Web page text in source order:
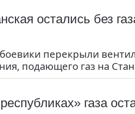
остались без
перекрыли
подающего газ на
газа